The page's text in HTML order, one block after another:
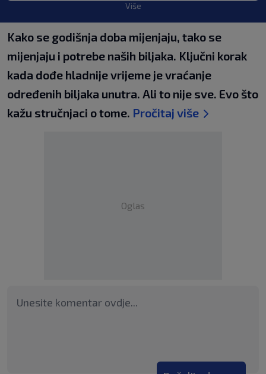
Više
Kako se godišnja doba mijenjaju, tako se
mijenjaju i potrebe naših biljaka. Ključni korak
kada dođe hladnije vrijeme je vraćanje
određenih biljaka unutra. Ali to nije sve. Evo što
kažu stručnjaci o tome. Pročitaj više
Oglas